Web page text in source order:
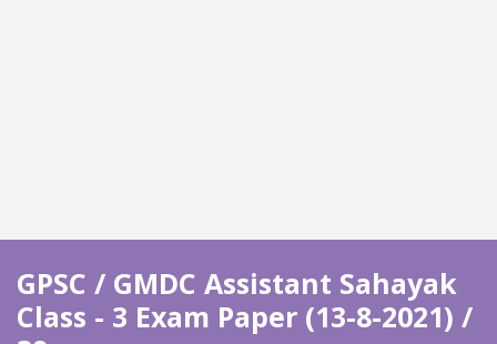
GPSC / GMDC Assistant Sahayak
Class - 3 Exam Paper (13-8-2021) /